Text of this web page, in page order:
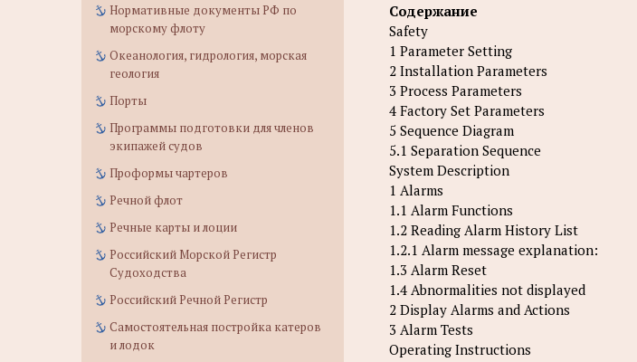
Нормативные документы РФ по
морскому флоту
Океанология, гидрология, морская
геология
Порты
Программы подготовки для членов
экипажей судов
Проформы чартеров
Речной флот
Речные карты и лоции
Российский Морской Регистр
Судоходства
Российский Речной Регистр
Самостоятельная постройка катеров
и лодок
Содержание
Safety
1 Parameter Setting
2 Installation Parameters
3 Process Parameters
4 Factory Set Parameters
5 Sequence Diagram
5.1 Separation Sequence
System Description
1 Alarms
1.1 Alarm Functions
1.2 Reading Alarm History List
1.2.1 Alarm message explanation:
1.3 Alarm Reset
1.4 Abnormalities not displayed
2 Display Alarms and Actions
3 Alarm Tests
Operating Instructions